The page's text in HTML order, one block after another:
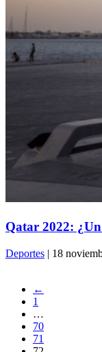
Qatar 2022:
Deportes | 18
←
1
…
70
71